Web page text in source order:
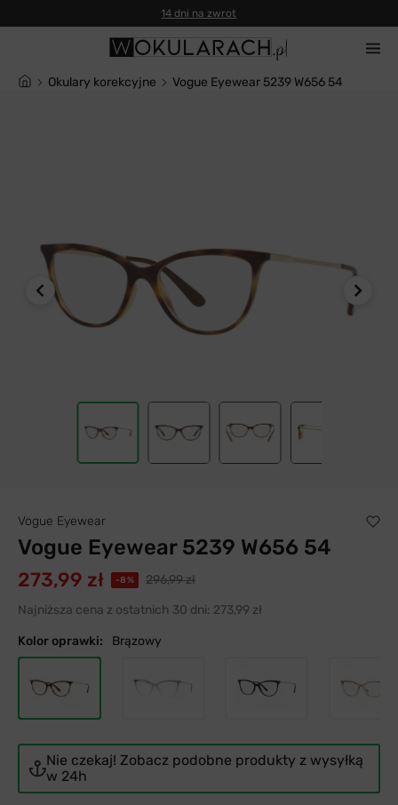
14 dni na zwrot
Okulary korekcyjne Vogue Eyewear 5239 W656 54
Vogue Eyewear
Vogue Eyewear 5239 W656 54
273,99 zł -8%
296,99 zł
Najniższa cena z ostatnich 30 dni: 273,99 zł
Kolor oprawki: Brązowy
Nie czekaj! Zobacz podobne produkty z wysyłką
w 24h